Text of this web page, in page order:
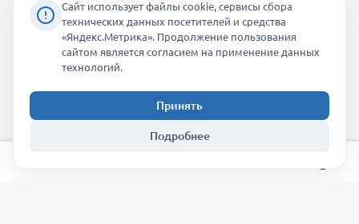
Мы в социальных сетях:
2026 © "Молти" - оптовый магазин
info@molti-shop.ru
Сайт использует файлы cookie, сервисы сбора
технических данных посетителей и средства
«Яндекс.Метрика». Продолжение пользования
сайтом является согласием на применение данных
технологий.
Принять
Подробнее